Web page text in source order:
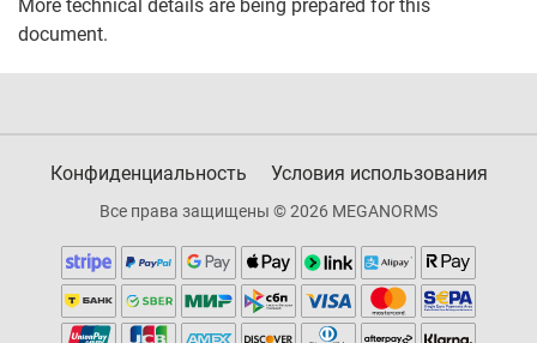
More technical details are being prepared for this
document.
Конфиденциальность Условия использования
Все права защищены © 2026 MEGANORMS